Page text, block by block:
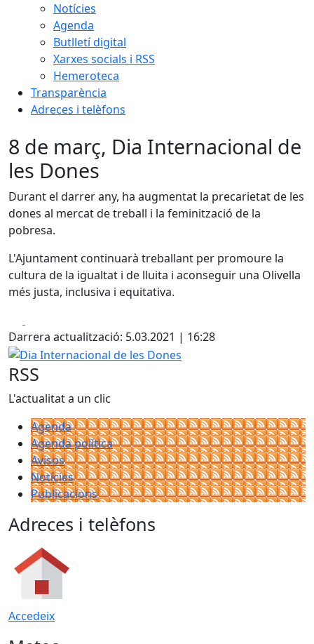
Notícies
Agenda
Butlletí digital
Xarxes socials i RSS
Hemeroteca
Transparència
Adreces i telèfons
8 de març, Dia Internacional de
les Dones
Durant el darrer any, ha augmentat la precarietat de les
dones al mercat de treball i la feminització de la
pobresa.
L'Ajuntament continuarà treballant per promoure la
cultura de la igualtat i de lluita i aconseguir una Olivella
més justa, inclusiva i equitativa.
Darrera actualització: 5.03.2021 | 16:28
Dia Internacional de les Dones
RSS
L'actualitat a un clic
Agenda
Agenda política
Avisos
Notícies
Publicacions
Adreces i telèfons
Accedeix